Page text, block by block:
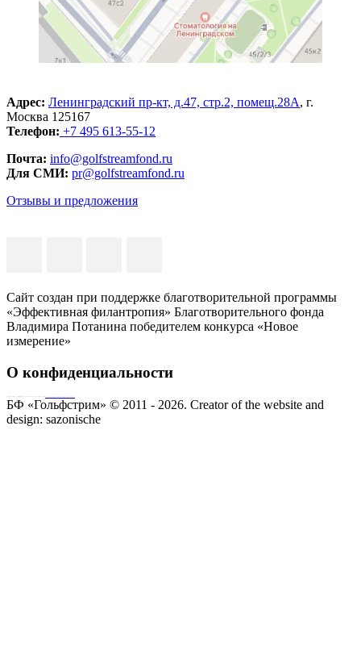
Адрес: Ленинградский пр-кт, д.47, стр.2, помещ.28А, г.
Москва 125167
Телефон: +7 495 613-55-12
Почта: info@golfstreamfond.ru
Для СМИ: pr@golfstreamfond.ru
Отзывы и предложения
Сайт создан при поддержке благотворительной программы
«Эффективная филантропия» Благотворительного фонда
Владимира Потанина победителем конкурса «Новое
измерение»
О конфиденциальности
БФ «Гольфстрим» © 2011 - 2026. Creator of the website and
design: sazonische